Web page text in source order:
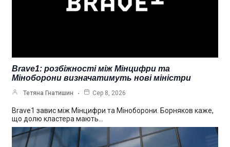
Brave1: розбіжності між Мінцифри та
Міноборони визначатимуть нові міністри
Тетяна Гнатишин Сер 8, 2026
Brave1 завис між Мінцифри та Міноборони. Борняков каже,
що долю кластера мають…